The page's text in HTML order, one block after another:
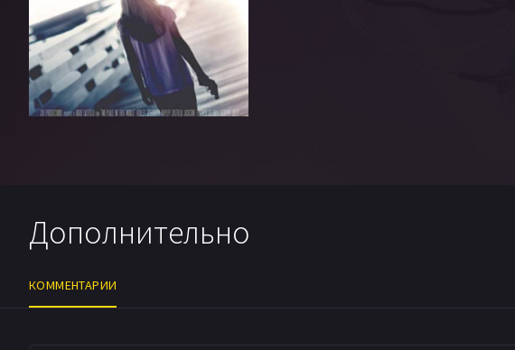
Дополнительно
КОММЕНТАРИИ